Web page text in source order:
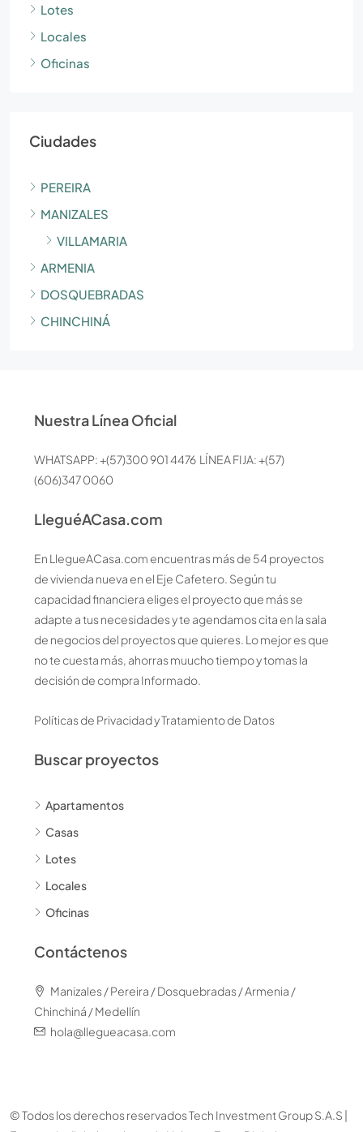
Lotes
Locales
Oficinas
Ciudades
PEREIRA
MANIZALES
VILLAMARIA
ARMENIA
DOSQUEBRADAS
CHINCHINÁ
Nuestra Línea Oficial
WHATSAPP: +(57)300 901 4476 LÍNEA FIJA: +(57)
(606)347 0060
LleguéACasa.com
En LlegueACasa.com encuentras más de 54 proyectos
de vivienda nueva en el Eje Cafetero. Según tu
capacidad financiera eliges el proyecto que más se
adapte a tus necesidades y te agendamos cita en la sala
de negocios del proyectos que quieres. Lo mejor es que
no te cuesta más, ahorras muucho tiempo y tomas la
decisión de compra Informado.
Políticas de Privacidad y Tratamiento de Datos
Buscar proyectos
Apartamentos
Casas
Lotes
Locales
Oficinas
Contáctenos
Manizales / Pereira / Dosquebradas / Armenia /
Chinchiná / Medellín
hola@llegueacasa.com
© Todos los derechos reservados Tech Investment Group S.A.S |